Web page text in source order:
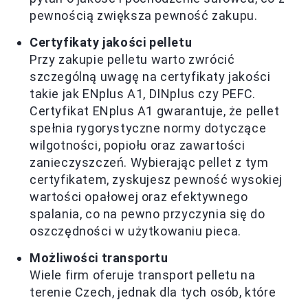
pewnością zwiększa pewność zakupu.
Certyfikaty jakości pelletu
Przy zakupie pelletu warto zwrócić
szczególną uwagę na certyfikaty jakości
takie jak ENplus A1, DINplus czy PEFC.
Certyfikat ENplus A1 gwarantuje, że pellet
spełnia rygorystyczne normy dotyczące
wilgotności, popiołu oraz zawartości
zanieczyszczeń. Wybierając pellet z tym
certyfikatem, zyskujesz pewność wysokiej
wartości opałowej oraz efektywnego
spalania, co na pewno przyczynia się do
oszczędności w użytkowaniu pieca.
Możliwości transportu
Wiele firm oferuje transport pelletu na
terenie Czech, jednak dla tych osób, które